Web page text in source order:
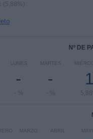
1 (5,88%)
Nº DE
LUNES
-
- %
MARTES
-
- %
1
MARZO ABRIL